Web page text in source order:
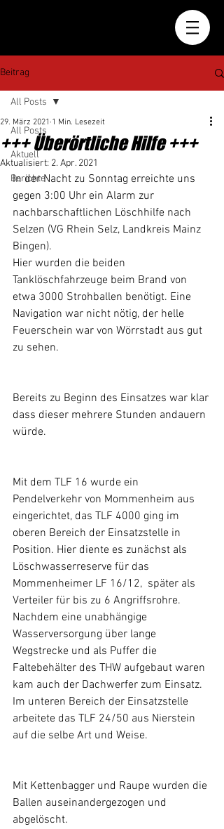
Beitrag
All Posts
Aktuell
Berichte
All Posts
+++ Überörtliche Hilfe +++
29. März 2021 1 Min. Lesezeit
Aktualisiert: 2. Apr. 2021
In der Nacht zu Sonntag erreichte uns
gegen 3:00 Uhr ein Alarm zur
nachbarschaftlichen Löschhilfe nach
Selzen (VG Rhein Selz, Landkreis Mainz
Bingen).
Hier wurden die beiden
Tanklöschfahrzeuge beim Brand von
etwa 3000 Strohballen benötigt. Eine
Navigation war nicht nötig, der helle
Feuerschein war von Wörrstadt aus gut
zu sehen.
Bereits zu Beginn des Einsatzes war klar
dass dieser mehrere Stunden andauern
würde.
Mit dem TLF 16 wurde ein
Pendelverkehr von Mommenheim aus
eingerichtet, das TLF 4000 ging im
oberen Bereich der Einsatzstelle in
Position. Hier diente es zunächst als
Löschwasserreserve für das
Mommenheimer LF 16/12,  später als
Verteiler für bis zu 6 Angriffsrohre.
Nachdem eine unabhängige
Wasserversorgung über lange
Wegstrecke und als Puffer die
Faltebehälter des THW aufgebaut waren
kam auch der Dachwerfer zum Einsatz.
Im unteren Bereich der Einsatzstelle
arbeitete das TLF 24/50 aus Nierstein
auf die selbe Art und Weise.
Mit Kettenbagger und Raupe wurden die
Ballen auseinandergezogen und
abgelöscht.